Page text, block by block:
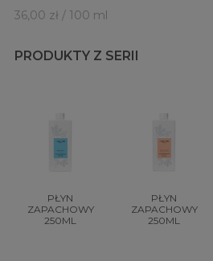
36,00 zł / 100 ml
PRODUKTY Z SERII
PŁYN
ZAPACHOWY
250ML
PŁYN
ZAPACHOWY
250ML